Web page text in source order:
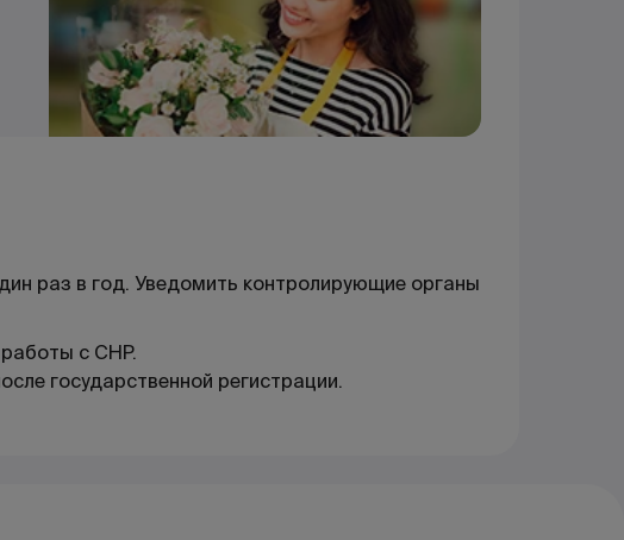
раз в год. Уведомить контролирующие органы
с СНР.
государственной регистрации.